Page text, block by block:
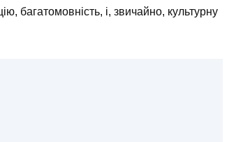
багатомовність, і, звичайно, культурну